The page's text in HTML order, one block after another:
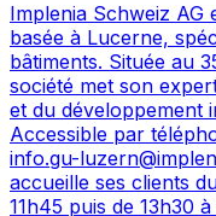
Implenia Schweiz
basée à Lucerne,
bâtiments. Située au
société met son
et du développement
Accessible par
info.gu-
accueille ses clients
11h45 puis de 13h30